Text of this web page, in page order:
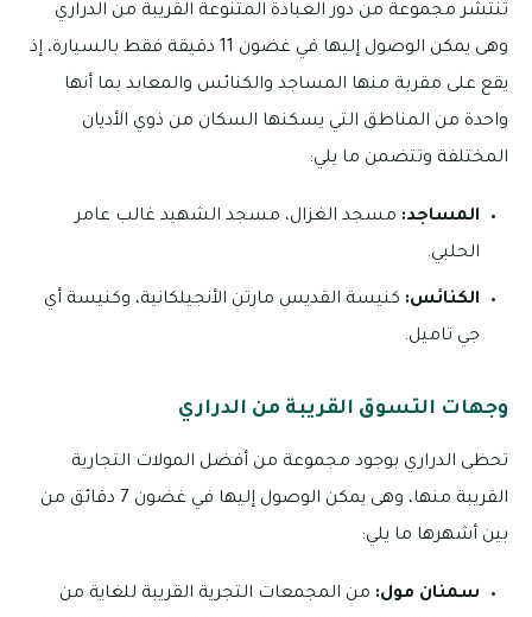
تنتشر مجموعة من دور العبادة المتنوعة القريبة من الدراري
وهى يمكن الوصول إليها في غضون 11 دقيقة فقط بالسيارة، إذ
يقع على مقربة منها المساجد والكنائس والمعابد بما أنها
واحدة من المناطق التي يسكنها السكان من ذوي الأديان
المختلفة وتتضمن ما يلي:
المساجد: مسجد الغزال، مسجد الشهيد غالب عامر
الحلبي.
الكنائس: كنيسة القديس مارتن الأنجيلكانية، وكنيسة أي
جي تاميل.
وجهات التسوق القريبة من الدراري
تحظى الدراري بوجود مجموعة من أفضل المولات التجارية
القريبة منها، وهى يمكن الوصول إليها في غضون 7 دقائق من
بين أشهرها ما يلي:
سمنان مول: من المجمعات التجرية القريبة للغاية من